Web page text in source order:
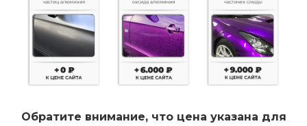
Обратите внимание, что цена указана для